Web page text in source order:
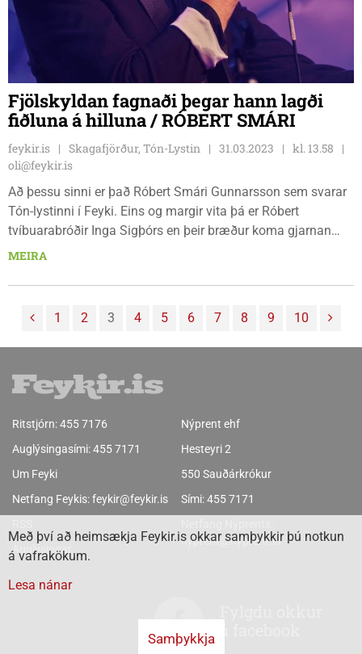
Fjölskyldan fagnaði þegar hann lagði
fiðluna á hilluna / RÓBERT SMÁRI
feykir.is Skagafjörður, Tón-Lystin 31.03.2023
kl. 13.58
oli@feykir.is
Að þessu sinni er það Róbert Smári Gunnarsson sem svarar
Tón-lystinni í Feyki. Eins og margir vita þá er Róbert
tvíbuarabróðir Inga Sigþórs en þeir bræður koma gjarnan
fram saman eða á sömu viðburðum. Þeir eru fæddir árið
vegna þess hversu auðvelt er fyrir hann að reikna út hvað
alinn upp á Króknum en nú er hann búsettur í Reykjavík.
„Krókurinn er samt alltaf heim,“ bætir hann við.
MEIRA
1 2 3 4 5 6 7 8 9 10
Ritstjórn:455 7176
Auglýsingasími:455 7171
Um Feyki
Netfang Feykis:feykir@feykir.is
Auglýsingar
Nýprent ehf
Hesteyri 2
550 Sauðárkrókur
Sími:455 7171
nyprent@nyprent.is
Með því að heimsækja Feykir.is okkar samþykkir þú notkun
á vafrakökum.
Lesa nánar
Samþykkja